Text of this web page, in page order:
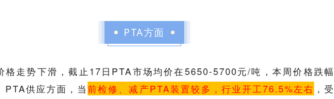
PTA方面
格走势下滑，截止17日PTA市场均价在5650-5700元/吨，本周价格跌幅
PTA供应方面，当前检修、减产PTA装置较多，行业开工76.5%左右 ，受